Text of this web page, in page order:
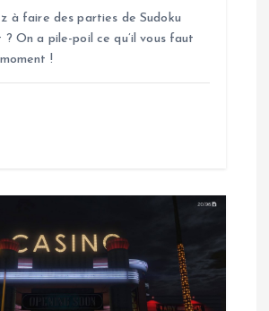
à faire des parties de Sudoku
On a pile-poil ce qu’il vous faut
!